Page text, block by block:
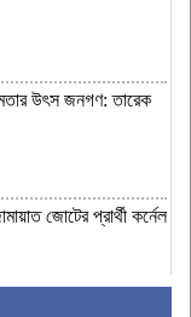
উৎস জনগণ: তারেক
জোটের প্রার্থী কর্নেল